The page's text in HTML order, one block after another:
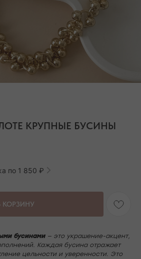
КРУПНЫЕ БУСИНЫ
по 1 850 ₽
КОРЗИНУ
бусинами— это украшение-акцент,
Каждая бусина отражает
цельности и уверенности. Это